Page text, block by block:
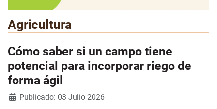
Agricultura
Cómo saber si un campo tiene
potencial para incorporar riego de
forma ágil
Detalles
Publicado: 03 Julio 2026